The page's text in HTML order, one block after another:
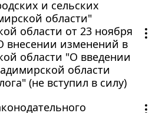
и сельских
области"
области от 23 ноября
внесении изменений в
области "О введении
области
(не вступил в силу)